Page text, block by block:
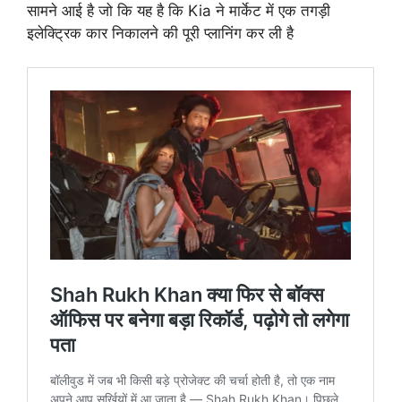
सामने आई है जो कि यह है कि Kia ने मार्केट में एक तगड़ी
इलेक्ट्रिक कार निकालने की पूरी प्लानिंग कर ली है